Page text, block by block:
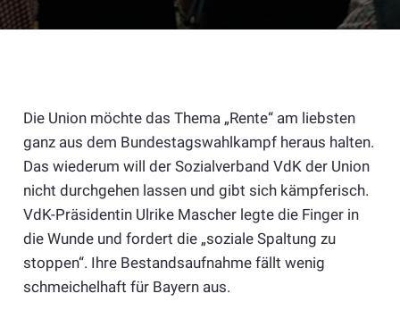
Die Union möchte das Thema „Rente“ am liebsten
ganz aus dem Bundestagswahlkampf heraus halten.
Das wiederum will der Sozialverband VdK der Union
nicht durchgehen lassen und gibt sich kämpferisch.
VdK-Präsidentin Ulrike Mascher legte die Finger in
die Wunde und fordert die „soziale Spaltung zu
stoppen“. Ihre Bestandsaufnahme fällt wenig
schmeichelhaft für Bayern aus.